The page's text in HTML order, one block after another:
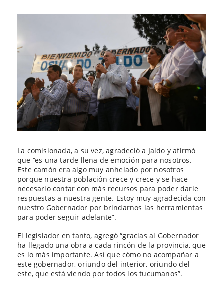
La comisionada, a su vez, agradeció a Jaldo y afirmó
que “es una tarde llena de emoción para nosotros.
Este camón era algo muy anhelado por nosotros
porque nuestra población crece y crece y se hace
necesario contar con más recursos para poder darle
respuestas a nuestra gente. Estoy muy agradecida con
nuestro Gobernador por brindarnos las herramientas
para poder seguir adelante”.
El legislador en tanto, agregó “gracias al Gobernador
ha llegado una obra a cada rincón de la provincia, que
es lo más importante. Así que cómo no acompañar a
este gobernador, oriundo del interior, oriundo del
este, que está viendo por todos los tucumanos”.